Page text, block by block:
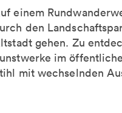
einem
den
gehen. Zu
im
mit wechselnden